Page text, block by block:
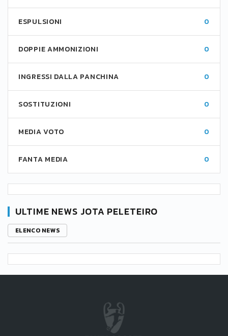
ESPULSIONI 0
DOPPIE AMMONIZIONI 0
INGRESSI DALLA PANCHINA 0
SOSTITUZIONI 0
MEDIA VOTO 0
FANTA MEDIA 0
ULTIME NEWS JOTA PELETEIRO
ELENCO NEWS